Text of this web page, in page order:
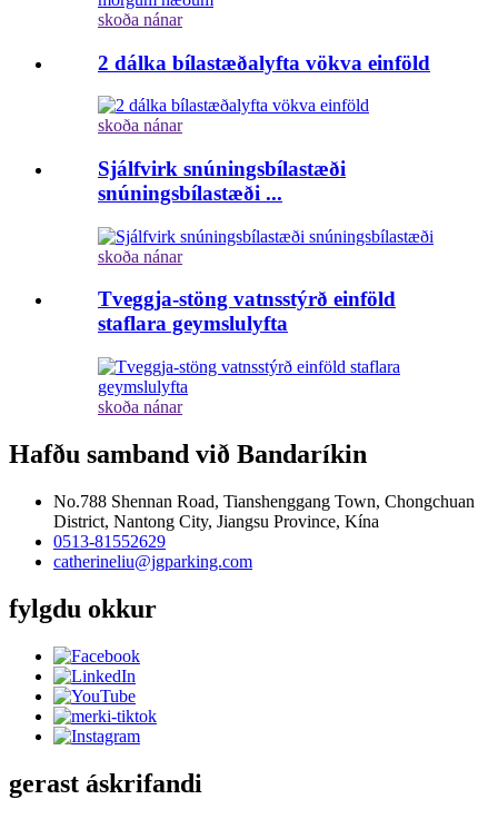
skoða nánar
2 dálka bílastæðalyfta vökva einföld
skoða nánar
Sjálfvirk snúningsbílastæði
snúningsbílastæði ...
skoða nánar
Tveggja-stöng vatnsstýrð einföld
staflara geymslulyfta
skoða nánar
Hafðu samband við Bandaríkin
No.788 Shennan Road, Tianshenggang Town, Chongchuan
District, Nantong City, Jiangsu Province, Kína
0513-81552629
catherineliu@jgparking.com
fylgdu okkur
gerast áskrifandi